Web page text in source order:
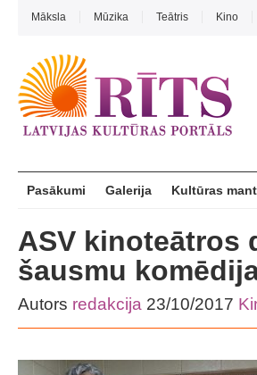
Māksla Mūzika Teātris Kino
Pasākumi Galerija Kultūras
ASV kinoteātros
šausmu
Autors redakcija 23/10/2017